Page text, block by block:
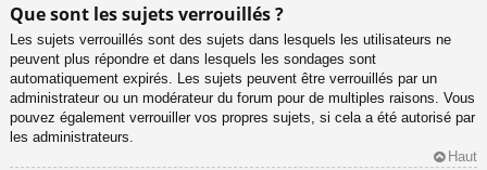
Que sont les sujets verrouillés ?
Les sujets verrouillés sont des sujets dans lesquels les utilisateurs ne
peuvent plus répondre et dans lesquels les sondages sont
automatiquement expirés. Les sujets peuvent être verrouillés par un
administrateur ou un modérateur du forum pour de multiples raisons. Vous
pouvez également verrouiller vos propres sujets, si cela a été autorisé par
les administrateurs.
Haut